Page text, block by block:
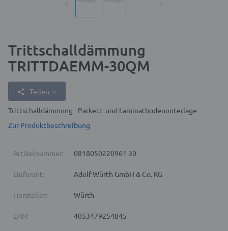
Trittschalldämmung
TRITTDAEMM-30QM
Teilen
Trittschalldämmung - Parkett- und Laminatbodenunterlage
Zur Produktbeschreibung
Artikelnummer: 0818050220961 30
Lieferant: Adolf Würth GmbH & Co. KG
Hersteller: Würth
EAN: 4053479254845